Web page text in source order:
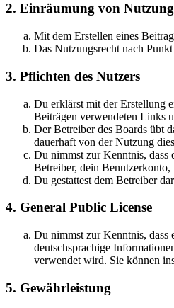
2. Einräumung von
Mit dem Erstellen eines
Das Nutzungsrecht nach
3. Pflichten des Nutzers
Du erklärst mit der Erstellung
Beiträgen verwendeten Links
Der Betreiber des Boards übt
dauerhaft von der Nutzung
Du nimmst zur Kenntnis, dass
Betreiber, dein
Du gestattest dem Betreiber
4. General Public License
Du nimmst zur Kenntnis, dass
deutschsprachige
verwendet wird. Sie können
5. Gewährleistung